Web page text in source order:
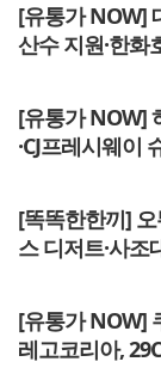
[유통가 NOW]
산수 지원·한화
[유통가 NOW]
·CJ프레시웨이
[똑똑한한끼]
스 디저트·사조
[유통가 NOW]
레고코리아,